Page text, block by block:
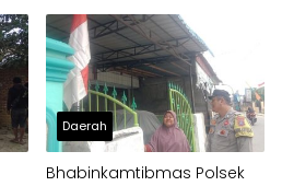
Dugaan Penyimpangan
Penerima CPCL
Daerah
Bhabinkamtibmas Polsek